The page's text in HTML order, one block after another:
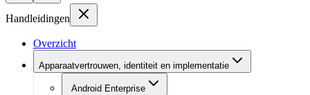
Handleidingen
Overzicht
Apparaatvertrouwen, identiteit en implementatie
Android Enterprise